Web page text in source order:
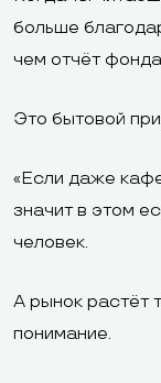
больше
чем отчёт
Это бытовой
«Если даже
значит в этом
человек.
А рынок растёт
понимание.